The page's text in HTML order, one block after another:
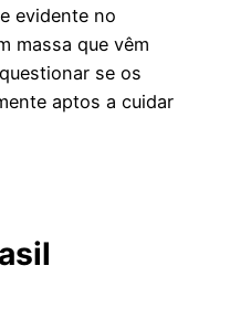
evidente no
massa que vêm
se os
aptos a cuidar